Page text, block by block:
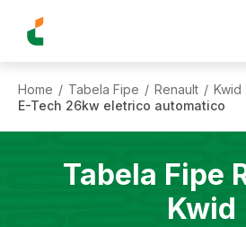
Home / Tabela Fipe / Renault / Kwid
E-Tech 26kw eletrico automatico
Tabela Fipe
Kwid